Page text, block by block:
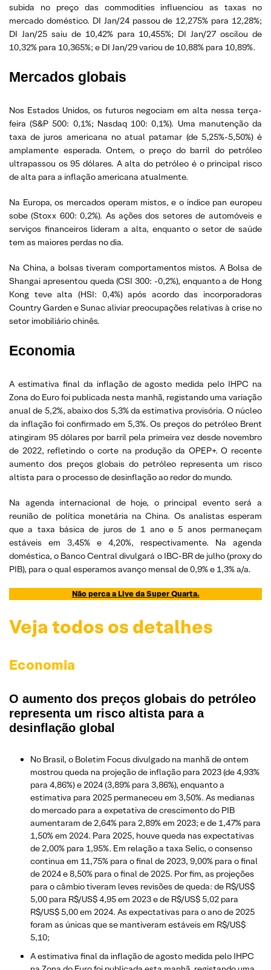
subida no preço das commodities influenciou as taxas no
mercado doméstico. DI Jan/24 passou de 12,275% para 12,28%;
DI Jan/25 saiu de 10,42% para 10,455%; DI Jan/27 oscilou de
10,32% para 10,365%; e DI Jan/29 variou de 10,88% para 10,89%.
Mercados globais
Nos Estados Unidos, os futuros negociam em alta nessa terça-
feira (S&P 500: 0,1%; Nasdaq 100: 0,1%). Uma manutenção da
taxa de juros americana no atual patamar (de 5,25%-5,50%) é
amplamente esperada. Ontem, o preço do barril do petróleo
ultrapassou os 95 dólares. A alta do petróleo é o principal risco
de alta para a inflação americana atualmente.
Na Europa, os mercados operam mistos, e o índice pan europeu
sobe (Stoxx 600: 0,2%). As ações dos setores de automóveis e
serviços financeiros lideram a alta, enquanto o setor de saúde
tem as maiores perdas no dia.
Na China, a bolsas tiveram comportamentos mistos. A Bolsa de
Shangai apresentou queda (CSI 300: -0,2%), enquanto a de Hong
Kong teve alta (HSI: 0,4%) após acordo das incorporadoras
Country Garden e Sunac aliviar preocupações relativas à crise no
setor imobiliário chinês.
Economia
A estimativa final da inflação de agosto medida pelo IHPC na
Zona do Euro foi publicada nesta manhã, registando uma variação
anual de 5,2%, abaixo dos 5,3% da estimativa provisória. O núcleo
da inflação foi confirmado em 5,3%. Os preços do petróleo Brent
atingiram 95 dólares por barril pela primeira vez desde novembro
de 2022, refletindo o corte na produção da OPEP+. O recente
aumento dos preços globais do petróleo representa um risco
altista para o processo de desinflação ao redor do mundo.
Na agenda internacional de hoje, o principal evento será a
reunião de política monetária na China. Os analistas esperam
que a taxa básica de juros de 1 ano e 5 anos permaneçam
estáveis em 3,45% e 4,20%, respectivamente. Na agenda
doméstica, o Banco Central divulgará o IBC-BR de julho (proxy do
PIB), para o qual esperamos avanço mensal de 0,9% e 1,3% a/a.
Não perca a Live da Super Quarta.
Veja todos os detalhes
Economia
O aumento dos preços globais do petróleo
representa um risco altista para a
desinflação global
No Brasil, o Boletim Focus divulgado na manhã de ontem
mostrou queda na projeção de inflação para 2023 (de 4,93%
para 4,86%) e 2024 (3,89% para 3,86%), enquanto a
estimativa para 2025 permaneceu em 3,50%. As medianas
do mercado para a expetativa de crescimento do PIB
aumentaram de 2,64% para 2,89% em 2023; e de 1,47% para
1,50% em 2024. Para 2025, houve queda nas expectativas
de 2,00% para 1,95%. Em relação a taxa Selic, o consenso
continua em 11,75% para o final de 2023, 9,00% para o final
de 2024 e 8,50% para o final de 2025. Por fim, as projeções
para o câmbio tiveram leves revisões de queda: de R$/US$
5,00 para R$/US$ 4,95 em 2023 e de R$/US$ 5,02 para
R$/US$ 5,00 em 2024. As expectativas para o ano de 2025
foram as únicas que se mantiveram estáveis em R$/US$
5,10;
A estimativa final da inflação de agosto medida pelo IHPC